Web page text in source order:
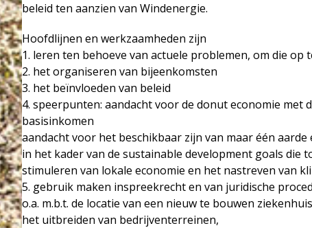
beleid ten aanzien van Windenergie.
Hoofdlijnen en werkzaamheden zijn
1. leren ten behoeve van actuele problemen, om die op
2. het organiseren van bijeenkomsten
3. het beïnvloeden van beleid
4. speerpunten: aandacht voor de donut economie met
basisinkomen
aandacht voor het beschikbaar zijn van maar één
in het kader van de sustainable development goals die
stimuleren van lokale economie en het nastreven van
5. gebruik maken inspreekrecht en van juridische
o.a. m.b.t. de locatie van een nieuw te bouwen
het uitbreiden van bedrijventerreinen,